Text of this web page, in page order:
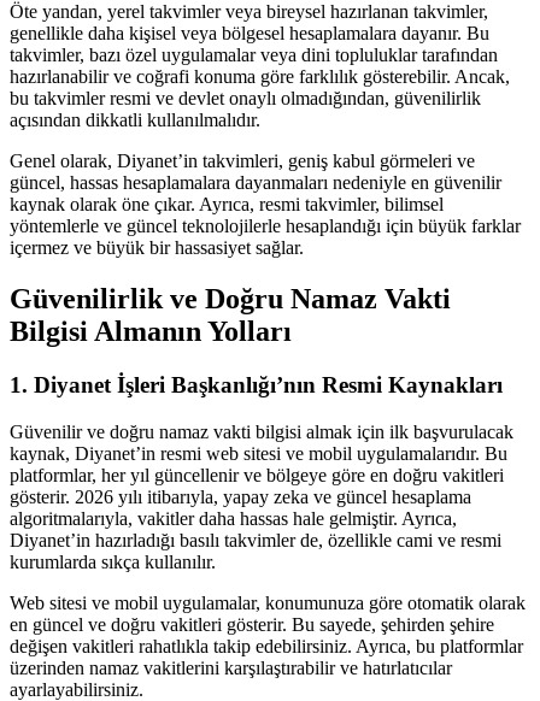
Öte yandan, yerel takvimler veya bireysel hazırlanan takvimler,
genellikle daha kişisel veya bölgesel hesaplamalara dayanır. Bu
takvimler, bazı özel uygulamalar veya dini topluluklar tarafından
hazırlanabilir ve coğrafi konuma göre farklılık gösterebilir. Ancak,
bu takvimler resmi ve devlet onaylı olmadığından, güvenilirlik
açısından dikkatli kullanılmalıdır.
Genel olarak, Diyanet’in takvimleri, geniş kabul görmeleri ve
güncel, hassas hesaplamalara dayanmaları nedeniyle en güvenilir
kaynak olarak öne çıkar. Ayrıca, resmi takvimler, bilimsel
yöntemlerle ve güncel teknolojilerle hesaplandığı için büyük farklar
içermez ve büyük bir hassasiyet sağlar.
Güvenilirlik ve Doğru Namaz Vakti
Bilgisi Almanın Yolları
1. Diyanet İşleri Başkanlığı’nın Resmi Kaynakları
Güvenilir ve doğru namaz vakti bilgisi almak için ilk başvurulacak
kaynak, Diyanet’in resmi web sitesi ve mobil uygulamalarıdır. Bu
platformlar, her yıl güncellenir ve bölgeye göre en doğru vakitleri
gösterir. 2026 yılı itibarıyla, yapay zeka ve güncel hesaplama
algoritmalarıyla, vakitler daha hassas hale gelmiştir. Ayrıca,
Diyanet’in hazırladığı basılı takvimler de, özellikle cami ve resmi
kurumlarda sıkça kullanılır.
Web sitesi ve mobil uygulamalar, konumunuza göre otomatik olarak
en güncel ve doğru vakitleri gösterir. Bu sayede, şehirden şehire
değişen vakitleri rahatlıkla takip edebilirsiniz. Ayrıca, bu platformlar
üzerinden namaz vakitlerini karşılaştırabilir ve hatırlatıcılar
ayarlayabilirsiniz.